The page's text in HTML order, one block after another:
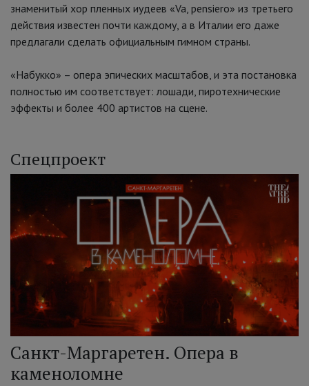
знаменитый хор пленных иудеев «Va, pensiero» из третьего
действия известен почти каждому, а в Италии его даже
предлагали сделать официальным гимном страны.
«Набукко» – опера эпических масштабов, и эта постановка
полностью им соответствует: лошади, пиротехнические
эффекты и более 400 артистов на сцене.
Спецпроект
Санкт-Маргаретен. Опера в
каменоломне